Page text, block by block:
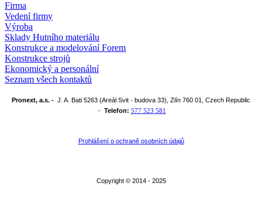
Firma
Vedení firmy
Výroba
Sklady Hutního materiálu
Konstrukce a modelování Forem
Konstrukce strojů
Ekonomický a personální
Seznam všech kontaktů
Pronext, a.s. - J. A. Bati 5263 (Areál Svit - budova 33), Zlín 760 01, Czech Republic
- Telefon: 577 523 581
Prohlášení o ochraně osobních údajů
Copyright © 2014 - 2025